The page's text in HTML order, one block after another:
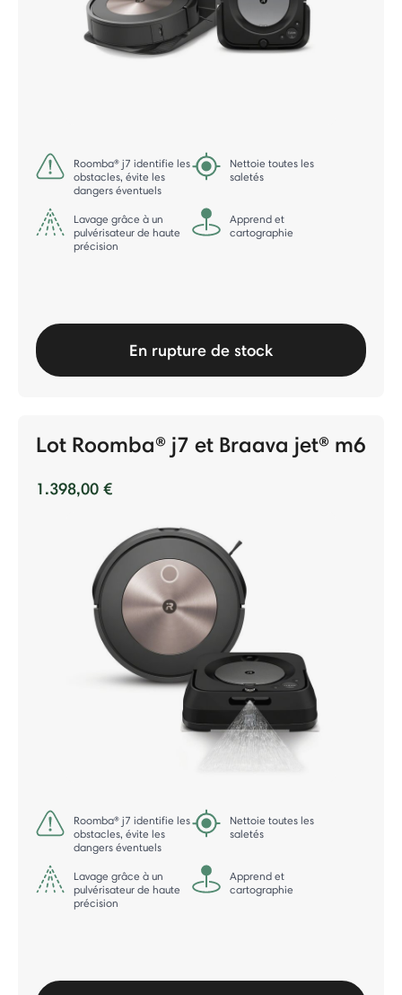
Roomba® j7 identifie les
obstacles, évite les
dangers éventuels
Nettoie toutes les
saletés
Lavage grâce à un
pulvérisateur de haute
précision
Apprend et
cartographie
En rupture de stock
Lot Roomba® j7 et Braava jet® m6
1.398,00 €
Roomba® j7 identifie les
obstacles, évite les
dangers éventuels
Nettoie toutes les
saletés
Lavage grâce à un
pulvérisateur de haute
précision
Apprend et
cartographie